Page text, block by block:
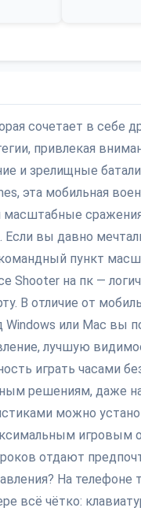
сочетает в себе
привлекая
и зрелищные
эта мобильная
масштабные
Если вы давно
пункт
Shooter на пк —
В отличие от
или Mac вы
лучшую
играть часами
решениям, даже
можно
игровым
отдают
На телефоне
всё чётко: